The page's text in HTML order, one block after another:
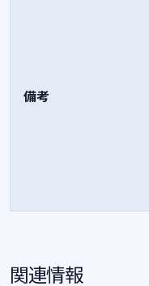
備考
関連情報